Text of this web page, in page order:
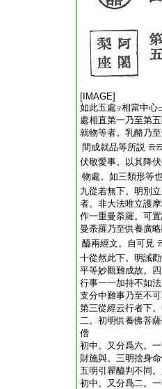
[IMAGE]
如此五處 ヲ相當中心
處相直第一乃至第
就物等者。乳酪乃
間成就品等所説 云
伏敬愛事。以其降
物處。如三類形等
九從若無下。明別
者。非大法唯立護
作一重曼荼羅。可
曼荼羅乃至供養廣
醯兩經文。自可見
十從然此下。明誡
平等妙觀難成故。
行事一一加持不如
支分中難事乃至不
第三從經云行者下
二。初明供養佛菩
僧
初中。又分爲六。
財施與。三明捨身
五明引瞿醯判不同
初中。又分爲二。